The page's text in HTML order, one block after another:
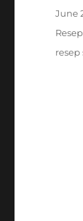
June
Tags